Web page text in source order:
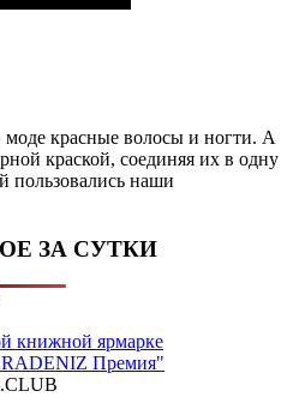
красные волосы и ногти. А
краской, соединяя их в одну
пользовались наши
ЗА СУТКИ
книжной ярмарке
Премия"